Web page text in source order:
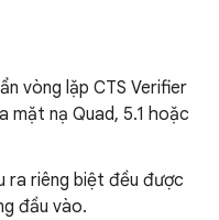
vòng lặp CTS Verifier
mặt nạ Quad, 5.1 hoặc
ra riêng biệt đều được
đầu vào.